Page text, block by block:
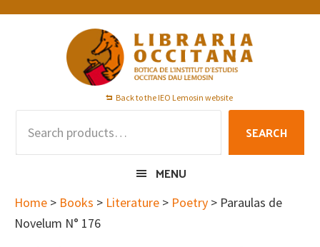
Skip
Skip
Skip
Back to the IEO Lemosin website
SEARCH
MENU
Home > Books > Literature > Poetry > Paraulas de
Novelum N° 176